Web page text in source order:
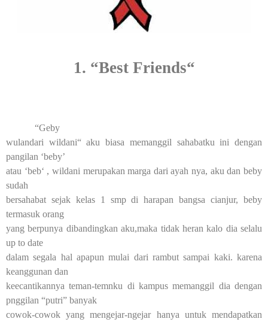
1. “Best Friends“
“Geby
wulandari wildani“ aku biasa memanggil sahabatku ini dengan
pangilan ‘beby’
atau ‘beb‘ , wildani merupakan marga dari ayah nya, aku dan beby
sudah
bersahabat sejak kelas 1 smp di harapan bangsa cianjur, beby
termasuk orang
yang berpunya dibandingkan aku,maka tidak heran kalo dia selalu
up to date
dalam segala hal apapun mulai dari rambut sampai kaki. karena
keanggunan dan
keecantikannya teman-temnku di kampus memanggil dia dengan
pnggilan “putri” banyak
cowok-cowok yang mengejar-ngejar hanya untuk mendapatkan